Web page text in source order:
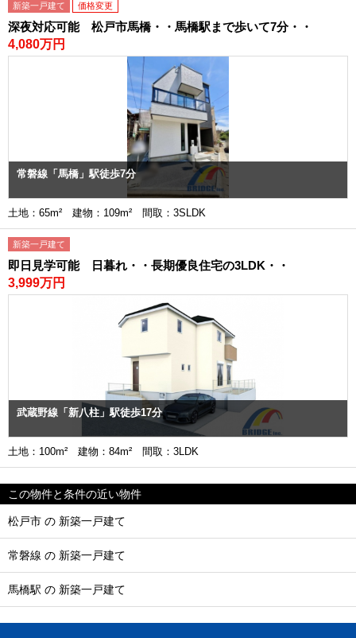
新築一戸建て 価格変更
深夜対応可能 松戸市馬橋・・馬橋駅まで歩いて7分・・
4,080万円
常磐線「馬橋」駅徒歩7分
土地：65m² 建物：109m² 間取：3SLDK
新築一戸建て
即日見学可能 日暮れ・・長期優良住宅の3LDK・・
3,999万円
武蔵野線「新八柱」駅徒歩17分
土地：100m² 建物：84m² 間取：3LDK
この物件と条件の近い物件
松戸市 の 新築一戸建て
常磐線 の 新築一戸建て
馬橋駅 の 新築一戸建て